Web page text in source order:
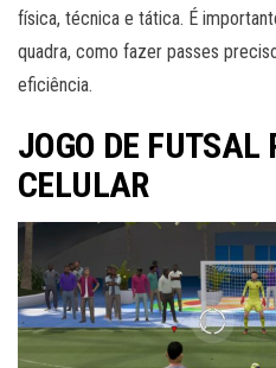
física, técnica e tática. É
quadra, como fazer passes
eficiência.
JOGO DE FUTSAL
CELULAR